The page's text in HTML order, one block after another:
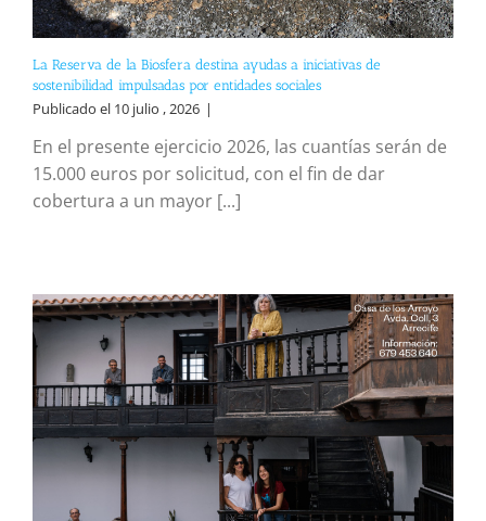
La Reserva de la Biosfera destina ayudas a iniciativas de
sostenibilidad impulsadas por entidades sociales
Publicado el 10 julio , 2026 |
En el presente ejercicio 2026, las cuantías serán de
15.000 euros por solicitud, con el fin de dar
cobertura a un mayor [...]